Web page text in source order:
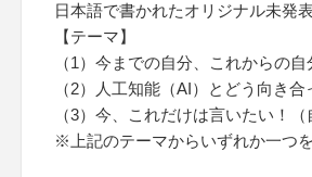
日本語で書かれたオリジナル未発
【テーマ】
（1）今までの自分、これからの自
（2）人工知能（AI）とどう向き
（3）今、これだけは言いたい！（
※上記のテーマからいずれか一つ